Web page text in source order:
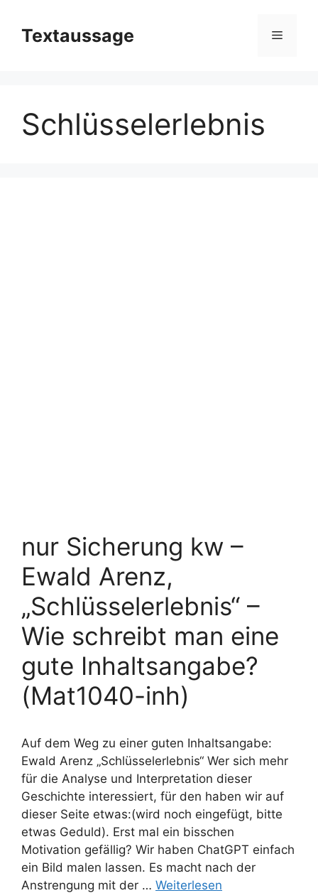
Inhalt
springen
Textaussage Menü
Schlüsselerlebnis
nur Sicherung kw –
Ewald Arenz,
„Schlüsselerlebnis“ –
Wie schreibt man eine
gute Inhaltsangabe?
(Mat1040-inh)
Auf dem Weg zu einer guten Inhaltsangabe:
Ewald Arenz „Schlüsselerlebnis“ Wer sich mehr
für die Analyse und Interpretation dieser
Geschichte interessiert, für den haben wir auf
dieser Seite etwas:(wird noch eingefügt, bitte
etwas Geduld). Erst mal ein bisschen
Motivation gefällig? Wir haben ChatGPT einfach
ein Bild malen lassen. Es macht nach der
Anstrengung mit der … Weiterlesen